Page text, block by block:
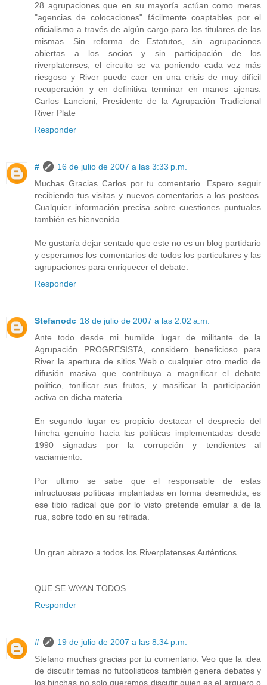
28 agrupaciones que en su mayoría actúan como meras
"agencias de colocaciones" fácilmente coaptables por el
oficialismo a través de algún cargo para los titulares de las
mismas. Sin reforma de Estatutos, sin agrupaciones
abiertas a los socios y sin participación de los
riverplatenses, el circuito se va poniendo cada vez más
riesgoso y River puede caer en una crisis de muy difícil
recuperación y en definitiva terminar en manos ajenas.
Carlos Lancioni, Presidente de la Agrupación Tradicional
River Plate
Responder
#
16 de julio de 2007 a las 3:33 p.m.
Muchas Gracias Carlos por tu comentario. Espero seguir
recibiendo tus visitas y nuevos comentarios a los posteos.
Cualquier información precisa sobre cuestiones puntuales
también es bienvenida.
Me gustaría dejar sentado que este no es un blog partidario
y esperamos los comentarios de todos los particulares y las
agrupaciones para enriquecer el debate.
Responder
Stefanodc 18 de julio de 2007 a las 2:02 a.m.
Ante todo desde mi humilde lugar de militante de la
Agrupación PROGRESISTA, considero beneficioso para
River la apertura de sitios Web o cualquier otro medio de
difusión masiva que contribuya a magnificar el debate
político, tonificar sus frutos, y masificar la participación
activa en dicha materia.
En segundo lugar es propicio destacar el desprecio del
hincha genuino hacia las políticas implementadas desde
1990 signadas por la corrupción y tendientes al
vaciamiento.
Por ultimo se sabe que el responsable de estas
infructuosas políticas implantadas en forma desmedida, es
ese tibio radical que por lo visto pretende emular a de la
rua, sobre todo en su retirada.
Un gran abrazo a todos los Riverplatenses Auténticos.
QUE SE VAYAN TODOS.
Responder
#
19 de julio de 2007 a las 8:34 p.m.
Stefano muchas gracias por tu comentario. Veo que la idea
de discutir temas no futbolisticos también genera debates y
los hinchas no solo queremos discutir quien es el arquero o